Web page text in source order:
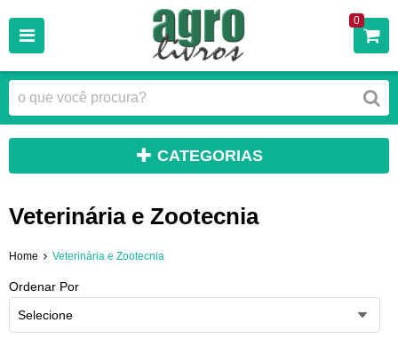
0
CATEGORIAS
Veterinária e Zootecnia
Home Veterinária e Zootecnia
Ordenar Por
Selecione